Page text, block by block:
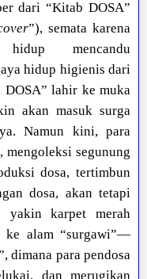
dari “Kitab DOSA”
”), semata karena
hidup mencandu
hidup higienis dari
DOSA” lahir ke muka
akan masuk surga
Namun kini, para
mengoleksi segunung
dosa, tertimbun
dosa, akan tetapi
yakin karpet merah
ke alam “surgawi”—
dimana para pendosa
dan merugikan